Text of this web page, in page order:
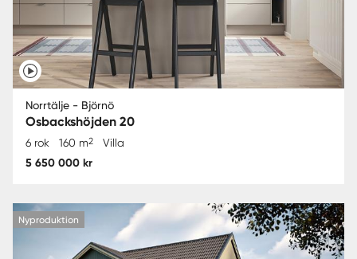
Norrtälje - Björnö
Osbackshöjden 20
6 rok 160 m2 Villa
5 650 000 kr
Nyproduktion